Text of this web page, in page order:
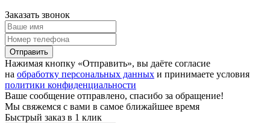
Заказать звонок
Отправить
Нажимая кнопку «Отправить», вы даёте согласие
на обработку персональных данных и принимаете условия
политики конфиденциальности
Ваше сообщение отправлено, спасибо за обращение!
Мы свяжемся с вами в самое ближайшее время
Быстрый заказ в 1 клик